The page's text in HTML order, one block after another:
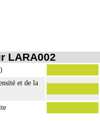
LARA002
et de la